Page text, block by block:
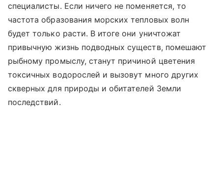
специалисты. Если ничего не поменяется, то
частота образования морских тепловых волн
будет только расти. В итоге они уничтожат
привычную жизнь подводных существ, помешают
рыбному промыслу, станут причиной цветения
токсичных водорослей и вызовут много других
скверных для природы и обитателей Земли
последствий.